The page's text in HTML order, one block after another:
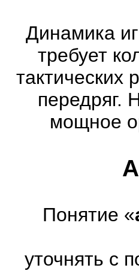
Динамика
требует
передряг.
мощное
Понятие «
уточнять с